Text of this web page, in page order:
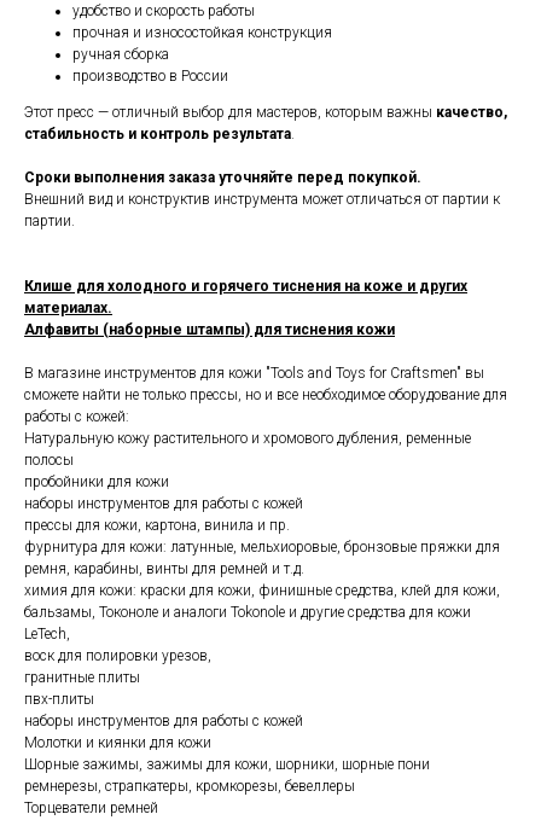
удобство и скорость работы
прочная и износостойкая конструкция
ручная сборка
производство в России
Этот пресс — отличный выбор для мастеров, которым важны качество,
стабильность и контроль результата.
Сроки выполнения заказа уточняйте перед покупкой.
Внешний вид и конструктив инструмента может отличаться от партии к
партии.
Клише для холодного и горячего тиснения на коже и других
материалах.
Алфавиты (наборные штампы) для тиснения кожи
В магазине инструментов для кожи "Tools and Toys for Craftsmen" вы
сможете найти не только прессы, но и все необходимое оборудование для
работы с кожей:
Натуральную кожу растительного и хромового дубления, ременные
полосы
пробойники для кожи
наборы инструментов для работы с кожей
прессы для кожи, картона, винила и пр.
фурнитура для кожи: латунные, мельхиоровые, бронзовые пряжки для
ремня, карабины, винты для ремней и т.д.
химия для кожи: краски для кожи, финишные средства, клей для кожи,
бальзамы, Токоноле и аналоги Tokonole и другие средства для кожи
LeTech,
воск для полировки урезов,
гранитные плиты
пвх-плиты
наборы инструментов для работы с кожей
Молотки и киянки для кожи
Шорные зажимы, зажимы для кожи, шорники, шорные пони
ремнерезы, страпкатеры, кромкорезы, бевеллеры
Торцеватели ремней